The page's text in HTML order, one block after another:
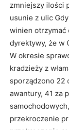
zmniejszy ilości
usunie z ulic
winien otrzymać
dyrektywy, że w
W okresie
kradzieży z
sporządzono 22
awantury, 41 za
przekroczenie